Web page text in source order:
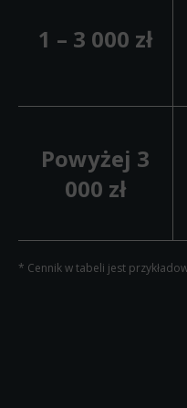
1 – 3 000 zł
Powyżej 3
000 zł
* Cennik w tabeli jest